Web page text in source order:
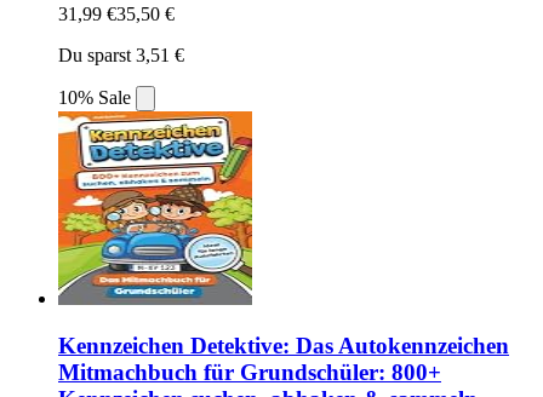
31,99 €35,50 €
Du sparst 3,51 €
10% Sale
Kennzeichen Detektive: Das Autokennzeichen
Mitmachbuch für Grundschüler: 800+